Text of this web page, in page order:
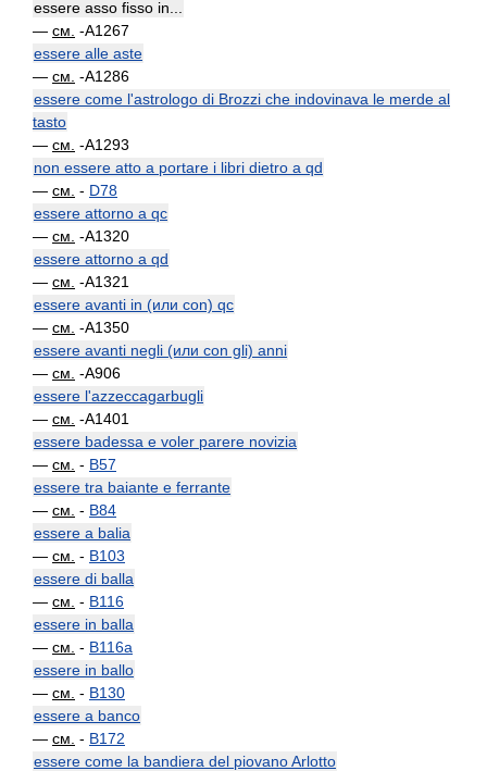
essere asso fisso in...
— см. -A1267
essere alle aste
— см. -A1286
essere come l'astrologo di Brozzi che indovinava le merde al
tasto
— см. -A1293
non essere atto a portare i libri dietro a qd
— см. - D78
essere attorno a qc
— см. -A1320
essere attorno a qd
— см. -A1321
essere avanti in (или con) qc
— см. -A1350
essere avanti negli (или con gli) anni
— см. -A906
essere l'azzeccagarbugli
— см. -A1401
essere badessa e voler parere novizia
— см. - B57
essere tra baiante e ferrante
— см. - B84
essere a balia
— см. - B103
essere di balla
— см. - B116
essere in balla
— см. - B116a
essere in ballo
— см. - B130
essere a banco
— см. - B172
essere come la bandiera del piovano Arlotto